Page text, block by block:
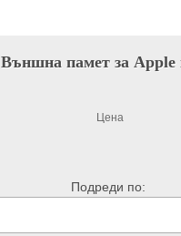
Външна памет за Apple
Цена
Подреди по: